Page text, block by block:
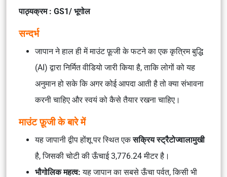
पाठ्यक्रम : GS1/ भूगोल
सन्दर्भ
जापान ने हाल ही में माउंट फ़ूजी के फटने का एक कृत्रिम बुद्धि
(AI) द्वारा निर्मित वीडियो जारी किया है, ताकि लोगों को यह
अनुमान हो सके कि अगर कोई आपदा आती है तो क्या संभावना
करनी चाहिए और स्वयं को कैसे तैयार रखना चाहिए।
माउंट फ़ूजी के बारे में
यह जापानी द्वीप होंशू पर स्थित एकसक्रिय स्ट्रैटोज्वालामुखी
है, जिसकी चोटी की ऊँचाई 3,776.24 मीटर है।
भौगोलिक महत्व:यह जापान का सबसे ऊँचा पर्वत, किसी भी